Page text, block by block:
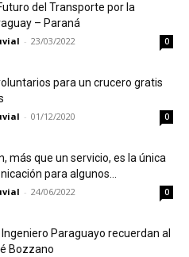
del Transporte por la
– Paraná
- 23/03/2022 0
para un crucero gratis
- 01/12/2020 0
más que un servicio, es la única
para algunos...
- 24/06/2022 0
Ingeniero Paraguayo recuerdan al
Bozzano